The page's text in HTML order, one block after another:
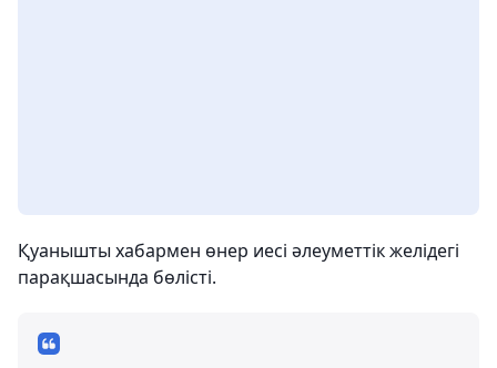
Қуанышты хабармен өнер иесі әлеуметтік желідегі
парақшасында бөлісті.